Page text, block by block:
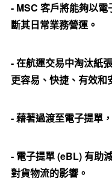
- MSC 客戶將能夠以電
斷其日常業務營運。
-在航運交易中淘汰紙
更容易、快捷、有效和
-藉著過渡至電子提單
- 電子提單(eBL)有助
對貨物流的影響。